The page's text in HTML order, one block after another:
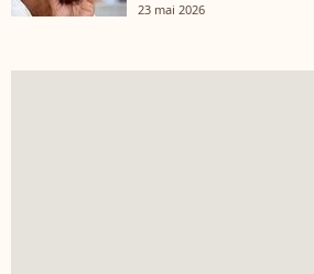
23 mai 2026